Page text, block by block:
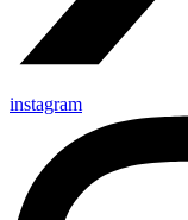
instagram